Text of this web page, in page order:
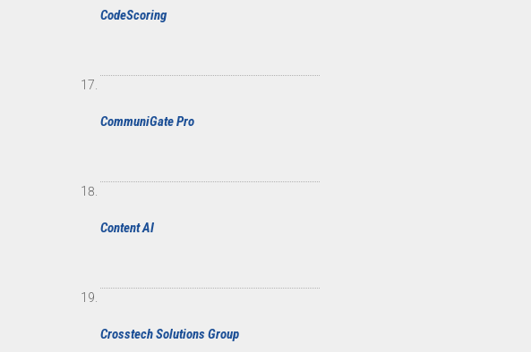
CodeScoring
CommuniGate Pro
Content AI
Crosstech Solutions Group